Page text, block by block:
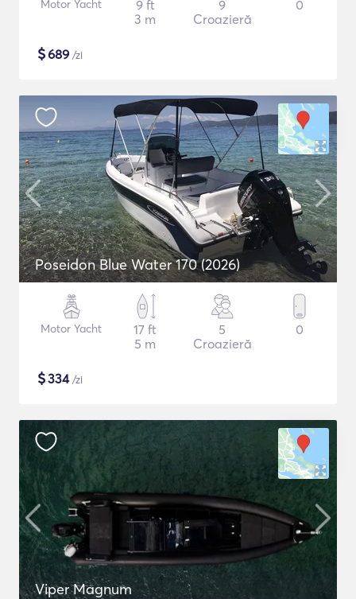
Motor Yacht
9 ft
3 m
9
Croazieră
0
$689 /zi
Poseidon Blue Water 170 (2026)
Motor Yacht
17 ft
5 m
5
Croazieră
0
$334/zi
Viper Magnum